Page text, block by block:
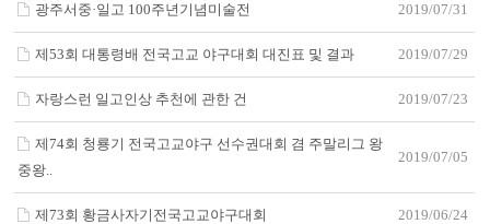
광주서중·일고 100주년기념미술전 2019/07/31
제53회 대통령배 전국고교 야구대회 대진표 및 결과 2019/07/29
자랑스런 일고인상 추천에 관한 건 2019/07/23
제74회 청룡기 전국고교야구 선수권대회 겸 주말리그 왕
중왕..
2019/07/05
제73회 황금사자기전국고교야구대회 2019/06/24